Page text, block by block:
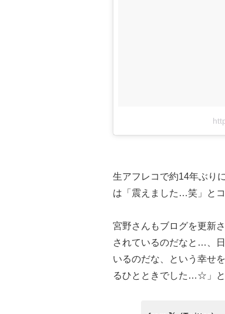
生アフレコで約14年ぶり
は「震えました…笑」とコ
宮野さんもブログを更新
されているのだなと…、
いるのだな、という幸せ
るひとときでした…☆」と